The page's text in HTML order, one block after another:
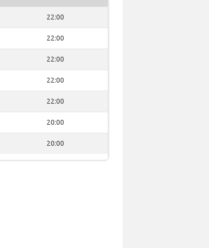
22:00
22:00
22:00
22:00
22:00
20:00
20:00